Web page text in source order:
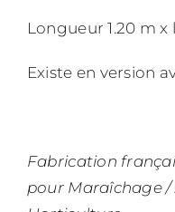
Longueur 1.20 m x
Existe en version
Fabrication
pour Maraîchage